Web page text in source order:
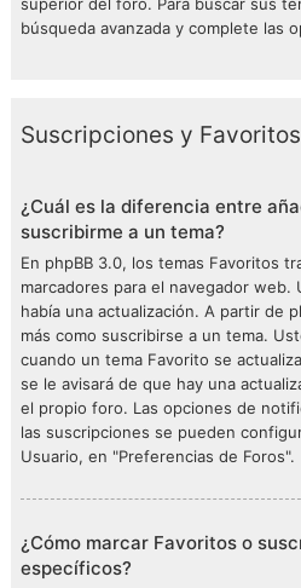
búsqueda avanzada y complete las
Suscripciones y Favoritos
¿Cuál es la diferencia entre
suscribirme a un tema?
En phpBB 3.0, los temas Favoritos
marcadores para el navegador
había una actualización. A partir de
más como suscribirse a un tema.
cuando un tema Favorito se
se le avisará de que hay una
el propio foro. Las opciones de
las suscripciones se pueden
Usuario, en "Preferencias de Foros".
¿Cómo marcar Favoritos o
específicos?